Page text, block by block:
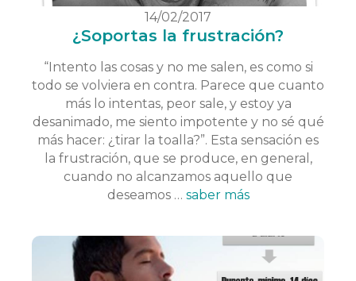
14/02/2017
¿Soportas la frustración?
“Intento las cosas y no me salen, es como si
todo se volviera en contra. Parece que cuanto
más lo intentas, peor sale, y estoy ya
desanimado, me siento impotente y no sé qué
más hacer: ¿tirar la toalla?”. Esta sensación es
la frustración, que se produce, en general,
cuando no alcanzamos aquello que
deseamos … saber más